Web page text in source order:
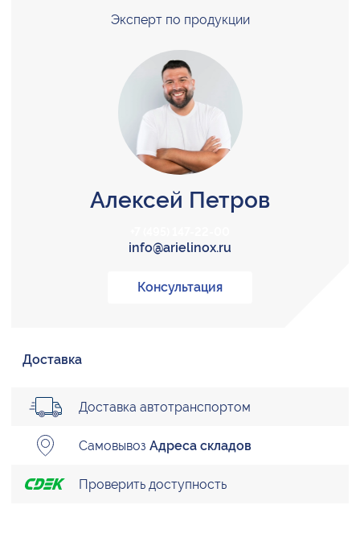
Эксперт по продукции
Алексей Петров
info@arielinox.ru
Консультация
Доставка
Доставка автотранспортом
Самовывоз Адреса складов
Проверить доступность